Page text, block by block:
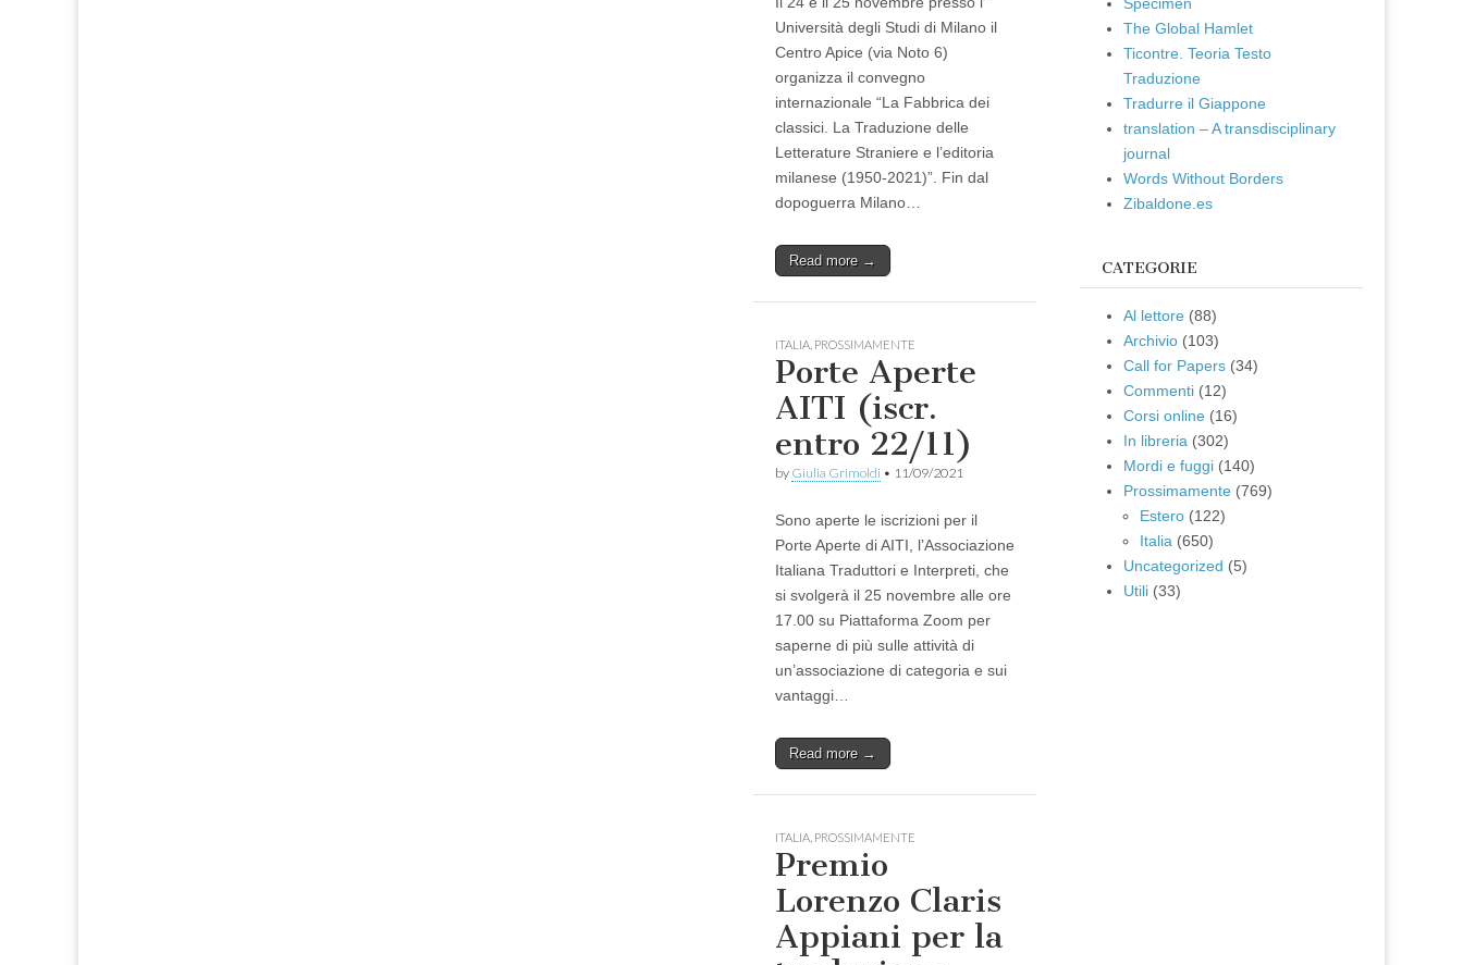
Università degli Studi di Milano il
Centro Apice (via Noto 6)
organizza il convegno
internazionale “La Fabbrica dei
classici. La Traduzione delle
Letterature Straniere e l’editoria
milanese (1950-2021)”. Fin dal
dopoguerra Milano…
Read more →
ITALIA PROSSIMAMENTE
Porte Aperte
AITI (iscr.
entro 22/11)
by Giulia Grimoldi • 11/09/2021
Sono aperte le iscrizioni per il
Porte Aperte di AITI, l’Associazione
Italiana Traduttori e Interpreti, che
si svolgerà il 25 novembre alle ore
17.00 su Piattaforma Zoom per
saperne di più sulle attività di
un’associazione di categoria e sui
vantaggi…
Read more →
ITALIA PROSSIMAMENTE
Premio
Lorenzo Claris
Appiani per la
The Global Hamlet
Ticontre. Teoria Testo
Traduzione
Tradurre il Giappone
translation – A transdisciplinary
journal
Words Without Borders
Zibaldone.es
CATEGORIE
Al lettore (88)
Archivio (103)
Call for Papers (34)
Commenti (12)
Corsi online (16)
In libreria (302)
Mordi e fuggi (140)
Prossimamente (769)
Estero (122)
Italia (650)
Uncategorized (5)
Utili (33)